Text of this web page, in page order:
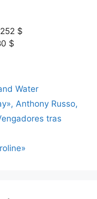
$
$
Water
Anthony Russo,
tras